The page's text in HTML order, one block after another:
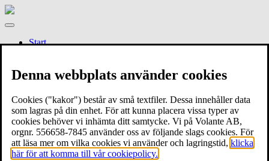
Gamla
Meny
Start
Hyra Gamla stans bokhandel
Stockholms bokhelg dag 1: Svante Weyler
presenterar höstens bästa bokcirkel
Denna webbplats använder cookies
Cookies ("kakor") består av små textfiler. Dessa innehåller data
som lagras på din enhet. För att kunna placera vissa typer av
cookies behöver vi inhämta ditt samtycke. Vi på Volante AB,
orgnr. 556658-7845 använder oss av följande slags cookies. För
att läsa mer om vilka cookies vi använder och lagringstid, klicka
här för att komma till vår cookiepolicy.